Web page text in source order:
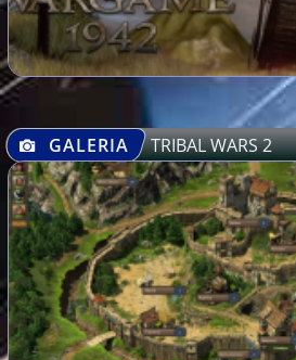
GALERIA TRIBAL WARS 2